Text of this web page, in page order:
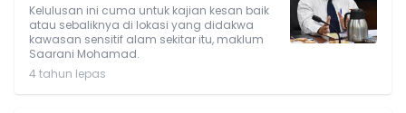
Kelulusan ini cuma untuk kajian kesan baik
atau sebaliknya di lokasi yang didakwa
kawasan sensitif alam sekitar itu, maklum
Saarani Mohamad.
4 tahun lepas